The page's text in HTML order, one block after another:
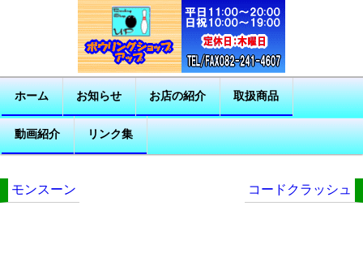
ホーム お知らせ お店の紹介 取扱商品
動画紹介 リンク集
モンスーン コードクラッシュ